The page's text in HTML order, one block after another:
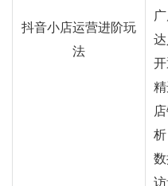
抖音小店运营进阶玩
法
析